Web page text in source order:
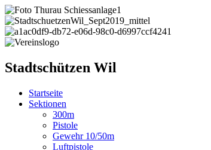
Stadtschützen Wil
Startseite
Sektionen
300m
Pistole
Gewehr 10/50m
Luftpistole